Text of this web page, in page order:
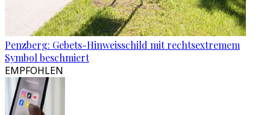
Penzberg: Gebets-Hinweisschild mit rechtsextremem
Symbol beschmiert
EMPFOHLEN